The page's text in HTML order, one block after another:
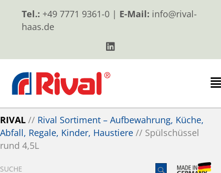
Tel.: +49 7771 9361-0 | E-Mail: info@rival-
haas.de
RIVAL // Rival Sortiment – Aufbewahrung, Küche,
Abfall, Regale, Kinder, Haustiere // Spülschüssel
rund 4,5L